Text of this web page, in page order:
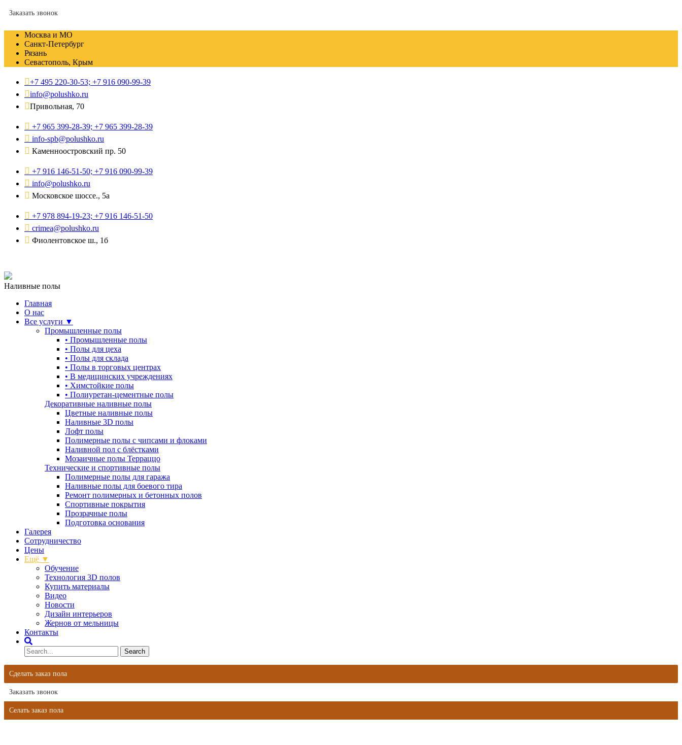
Заказать звонок
Москва и МО
Санкт-Петербург
Рязань
Севастополь, Крым
+7 495 220-30-53; +7 916 090-99-39
info@polushko.ru
Привольная, 70
+7 965 399-28-39; +7 965 399-28-39
info-spb@polushko.ru
Каменноостровский пр. 50
+7 916 146-51-50; +7 916 090-99-39
info@polushko.ru
Московское шоссе., 5а
+7 978 894-19-23; +7 916 146-51-50
crimea@polushko.ru
Фиолентовское ш., 1б
Наливные полы
Главная
О нас
Все услуги ▼
Промышленные полы
• Промышленные полы
• Полы для цеха
• Полы для склада
• Полы в торговых центрах
• В медицинских учреждениях
• Химстойкие полы
• Полиуретан-цементные полы
Декоративные наливные полы
Цветные наливные полы
Наливные 3D полы
Лофт полы
Полимерные полы с чипсами и флоками
Наливной пол с блёстками
Мозаичные полы Терраццо
Технические и спортивные полы
Полимерные полы для гаража
Наливные полы для боевого тира
Ремонт полимерных и бетонных полов
Спортивные покрытия
Прозрачные полы
Подготовка основания
Галерея
Сотрудничество
Цены
Ещё ▼
Обучение
Технология 3D полов
Купить материалы
Видео
Новости
Дизайн интерьеров
Жернов от мельницы
Контакты
Сделать заказ пола
Заказать звонок
Селать заказ пола